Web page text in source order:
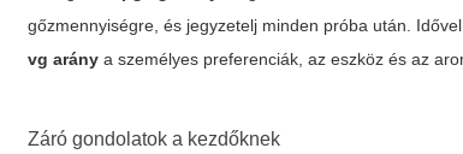
gőzmennyiségre, és jegyzetelj minden próba után.
vg arány a személyes preferenciák, az eszköz és az
Záró gondolatok a kezdőknek